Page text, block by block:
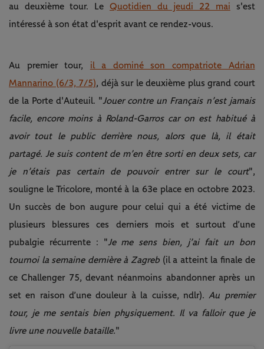
au deuxième tour. Le Quotidien du jeudi 22 mai s'est
intéressé à son état d'esprit avant ce rendez-vous.
Au premier tour, il a dominé son compatriote Adrian
Mannarino (6/3, 7/5), déjà sur le deuxième plus grand court
de la Porte d'Auteuil. "Jouer contre un Français n’est jamais
facile, encore moins à Roland-Garros car on est habitué à
avoir tout le public derrière nous, alors que là, il était
partagé. Je suis content de m’en être sorti en deux sets, car
je n’étais pas certain de pouvoir entrer sur le court",
souligne le Tricolore, monté à la 63e place en octobre 2023.
Un succès de bon augure pour celui qui a été victime de
plusieurs blessures ces derniers mois et surtout d’une
pubalgie récurrente : "Je me sens bien, j’ai fait un bon
tournoi la semaine dernière à Zagreb (il a atteint la finale de
ce Challenger 75, devant néanmoins abandonner après un
set en raison d’une douleur à la cuisse, ndlr). Au premier
tour, je me sentais bien physiquement. Il va falloir que je
livre une nouvelle bataille."